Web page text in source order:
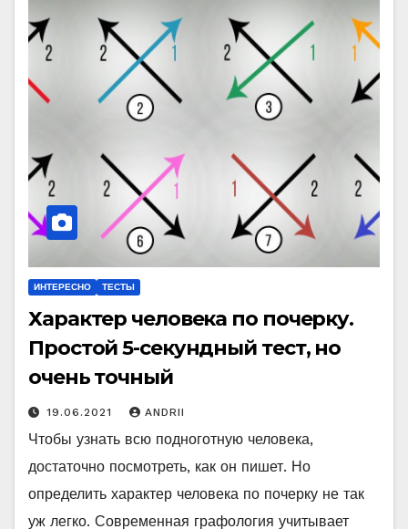
ИНТЕРЕСНО ТЕСТЫ
Характер человека по почерку.
Простой 5-секундный тест, но
очень точный
19.06.2021 ANDRII
Чтобы узнать всю подноготную человека,
достаточно посмотреть, как он пишет. Но
определить характер человека по почерку не так
уж легко. Современная графология учитывает